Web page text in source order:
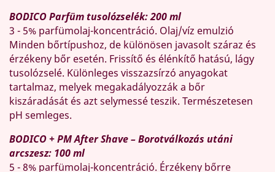
BODICO Parfüm tusolózselék: 200 ml
3 - 5% parfümolaj-koncentráció. Olaj/víz emulzió
Minden bőrtípushoz, de különösen javasolt száraz és
érzékeny bőr esetén. Frissítő és élénkítő hatású, lágy
tusolózselé. Különleges visszazsírzó anyagokat
tartalmaz, melyek megakadályozzák a bőr
kiszáradását és azt selymessé teszik. Természetesen
pH semleges.
BODICO + PM After Shave – Borotválkozás utáni
arcszesz: 100 ml
5 - 8% parfümolaj-koncentráció. Érzékeny bőrre